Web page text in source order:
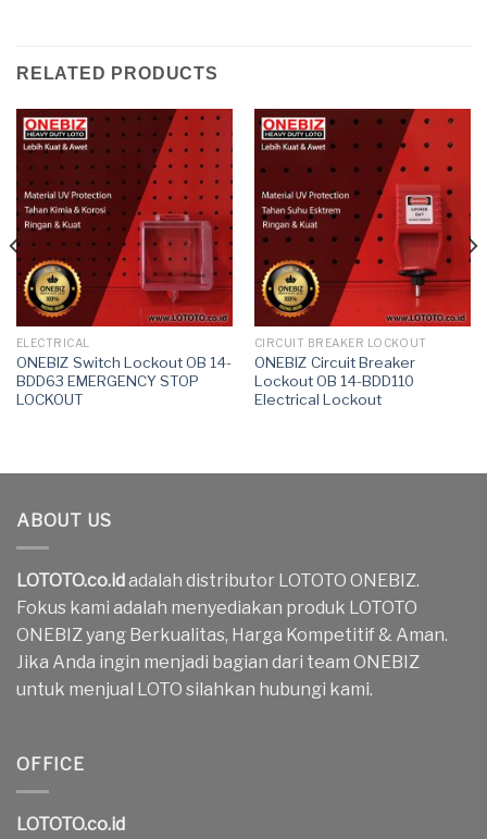
RELATED PRODUCTS
ELECTRICAL
ONEBIZ Switch Lockout OB 14-
BDD63 EMERGENCY STOP
LOCKOUT
CIRCUIT BREAKER LOCKOUT
ONEBIZ Circuit Breaker
Lockout OB 14-BDD110
Electrical Lockout
ABOUT US
LOTOTO.co.idadalah distributor LOTOTO ONEBIZ.
Fokus kami adalah menyediakan produk LOTOTO
ONEBIZ yang Berkualitas, Harga Kompetitif & Aman.
Jika Anda ingin menjadi bagian dari team ONEBIZ
untuk menjual LOTO silahkan hubungi kami.
OFFICE
LOTOTO.co.id